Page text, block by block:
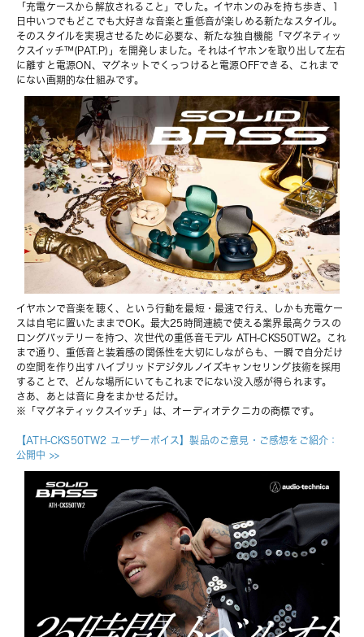
「充電ケースから解放されること」でした。イヤホンのみを持ち歩き、1
日中いつでもどこでも大好きな音楽と重低音が楽しめる新たなスタイル。
そのスタイルを実現させるために必要な、新たな独自機能「マグネティッ
クスイッチ™️(PAT.P)」を開発しました。それはイヤホンを取り出して左右
に離すと電源ON、マグネットでくっつけると電源OFFできる、これまで
にない画期的な仕組みです。
イヤホンで音楽を聴く、という行動を最短・最速で行え、しかも充電ケー
スは自宅に置いたままでOK。最大25時間連続で使える業界最高クラスの
ロングバッテリーを持つ、次世代の重低音モデル ATH-CKS50TW2。これ
まで通り、重低音と装着感の関係性を大切にしながらも、一瞬で自分だけ
の空間を作り出すハイブリッドデジタルノイズキャンセリング技術を採用
することで、どんな場所にいてもこれまでにない没入感が得られます。
さあ、あとは音に身をまかせるだけ。
※「マグネティックスイッチ」は、オーディオテクニカの商標です。
【ATH-CKS50TW2 ユーザーボイス】製品のご意見・ご感想をご紹介：
公開中 >>